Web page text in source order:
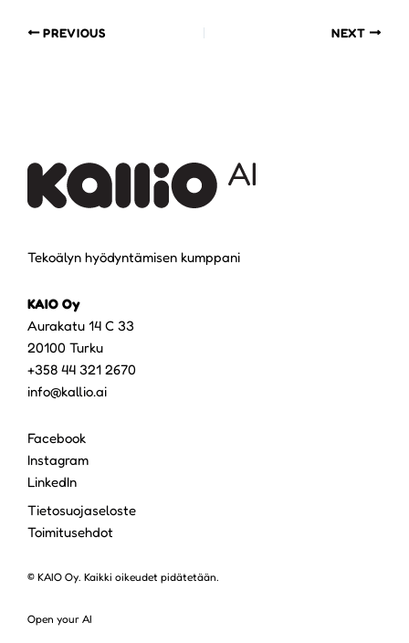
PREVIOUS NEXT
Tekoälyn hyödyntämisen kumppani
KAIO Oy
Aurakatu 14 C 33
20100 Turku
+358 44 321 2670
info@kallio.ai
Facebook
Instagram
LinkedIn
Tietosuojaseloste
Toimitusehdot
© KAIO Oy. Kaikki oikeudet pidätetään.
Open your AI